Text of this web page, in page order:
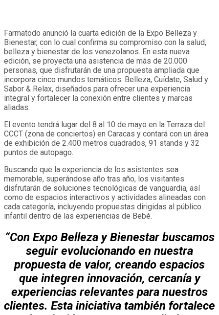
Farmatodo anunció la cuarta edición de la Expo Belleza y
Bienestar, con lo cual confirma su compromiso con la salud,
belleza y bienestar de los venezolanos. En esta nueva
edición, se proyecta una asistencia de más de 20.000
personas, que disfrutarán de una propuesta ampliada que
incorpora cinco mundos temáticos: Belleza, Cuídate, Salud y
Sabor & Relax, diseñados para ofrecer una experiencia
integral y fortalecer la conexión entre clientes y marcas
aliadas.
El evento tendrá lugar del 8 al 10 de mayo en la Terraza del
CCCT (zona de conciertos) en Caracas y contará con un área
de exhibición de 2.400 metros cuadrados, 91 stands y 32
puntos de autopago.
Buscando que la experiencia de los asistentes sea
memorable, superándose año tras año, los visitantes
disfrutarán de soluciones tecnológicas de vanguardia, así
como de espacios interactivos y actividades alineadas con
cada categoría, incluyendo propuestas dirigidas al público
infantil dentro de las experiencias de Bebé.
“Con Expo Belleza y Bienestar buscamos
seguir evolucionando en nuestra
propuesta de valor, creando espacios
que integren innovación, cercanía y
experiencias relevantes para nuestros
clientes. Esta iniciativa también fortalece